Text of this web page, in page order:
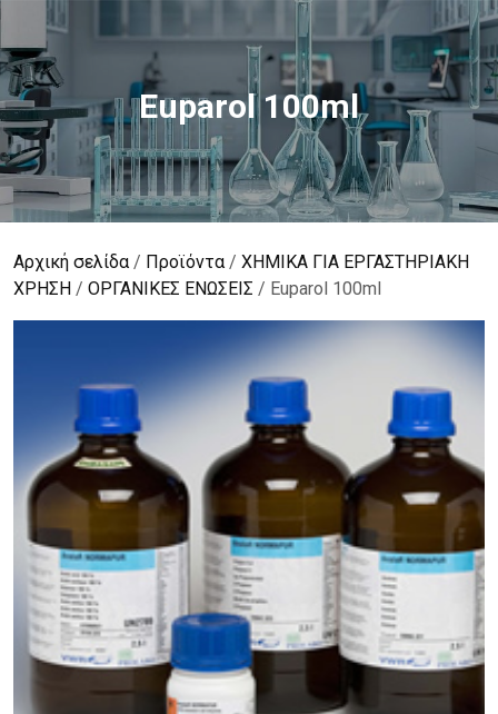
Euparol 100ml
Αρχική σελίδα/ Προϊόντα/ ΧΗΜΙΚΑ ΓΙΑ ΕΡΓΑΣΤΗΡΙΑΚΗ
ΧΡΗΣΗ / ΟΡΓΑΝΙΚΕΣ ΕΝΩΣΕΙΣ / Euparol 100ml